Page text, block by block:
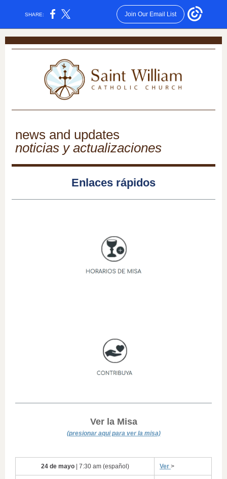
SHARE: Join Our Email List
news and updates
noticias y actualizaciones
Enlaces rápidos
Ver la Misa
(presionar aqui para ver la misa)
24 de mayo| 7:30 am (español) Ver >